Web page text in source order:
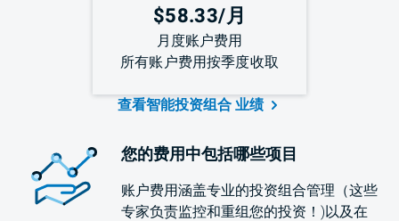
$58.33/月
月度账户费用
所有账户费用按季度收取
查看智能投资组合业绩
您的费用中包括哪些项目
账户费用涵盖专业的投资组合管理（这些
专家负责监控和重组您的投资！)以及在